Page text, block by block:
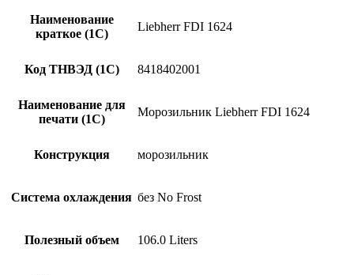
Наименование
краткое (1C)
Liebherr FDI 1624
Код ТНВЭД (1С) 8418402001
Наименование для
печати (1С)
Морозильник Liebherr FDI 1624
Конструкция морозильник
Система охлаждения без No Frost
Полезный объем 106.0 Liters